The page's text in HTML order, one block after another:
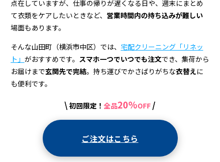
店
＆
宅
配
ク
点在していますが、仕事の帰りが遅くなる日や、週末にまとめ
て衣類をケアしたいときなど、 営業時間内の持ち込みが難しい
場面もあります。
そんな山田町（横浜市中区）では、 宅配クリーニング「リネッ
ト」 がおすすめです。 スマホ一つでいつでも注文でき、集荷から
お届けまで玄関先で完結。持ち運びでかさばりがちな衣替えに
も便利です。
\ 初回限定！ 全品20%OFF /
ご注文はこちら